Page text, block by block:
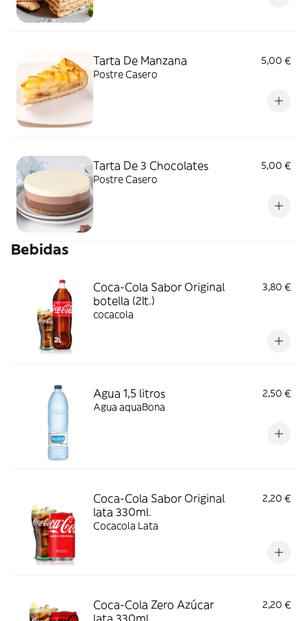
Tarta De Manzana
5,00 €
Postre Casero
Tarta De 3 Chocolates
5,00 €
Postre Casero
Bebidas
Coca-Cola Sabor Original
botella (2lt.)
3,80 €
cocacola
Agua 1,5 litros
2,50 €
Agua aquaBona
Coca-Cola Sabor Original
lata 330ml.
2,20 €
Cocacola Lata
Coca-Cola Zero Azúcar
lata 330ml.
2,20 €